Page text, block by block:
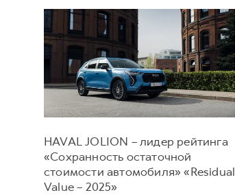
HAVAL JOLION – лидер рейтинга
«Сохранность остаточной
стоимости автомобиля» «Residual
Value – 2025»